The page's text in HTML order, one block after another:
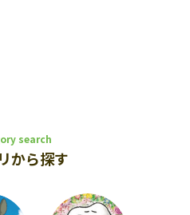
search
から探す